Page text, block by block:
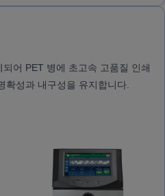
어 PET 병에 초고속 고품질 인쇄
확성과 내구성을 유지합니다.